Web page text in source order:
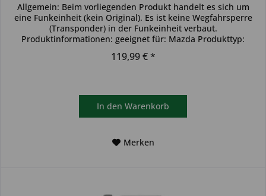
Allgemein: Beim vorliegenden Produkt handelt es sich um
eine Funkeinheit (kein Original). Es ist keine Wegfahrsperre
(Transponder) in der Funkeinheit verbaut.
Produktinformationen: geeignet für: Mazda Produkttyp:
119,99 € *
In den Warenkorb
Merken